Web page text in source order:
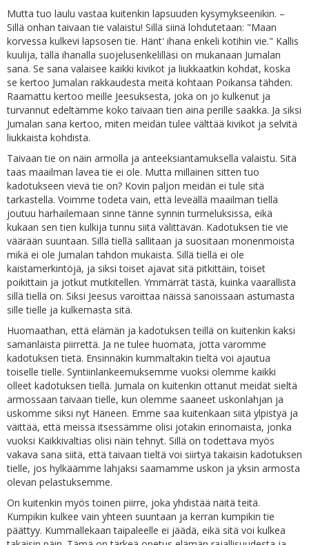
Mutta tuo laulu vastaa kuitenkin lapsuuden kysymykseenikin. –
Sillä onhan taivaan tie valaistu! Sillä siinä lohdutetaan: "Maan
korvessa kulkevi lapsosen tie. Hänt' ihana enkeli kotihin vie." Kallis
kuulija, tällä ihanalla suojelusenkelilläsi on mukanaan Jumalan
sana. Se sana valaisee kaikki kivikot ja liukkaatkin kohdat, koska
se kertoo Jumalan rakkaudesta meitä kohtaan Poikansa tähden.
Raamattu kertoo meille Jeesuksesta, joka on jo kulkenut ja
turvannut edeltämme koko taivaan tien aina perille saakka. Ja siksi
Jumalan sana kertoo, miten meidän tulee välttää kivikot ja selvitä
liukkaista kohdista.
Taivaan tie on näin armolla ja anteeksiantamuksella valaistu. Sitä
taas maailman lavea tie ei ole. Mutta millainen sitten tuo
kadotukseen vievä tie on? Kovin paljon meidän ei tule sitä
tarkastella. Voimme todeta vain, että leveällä maailman tiellä
joutuu harhailemaan sinne tänne synnin turmeluksissa, eikä
kukaan sen tien kulkija tunnu siitä välittävän. Kadotuksen tie vie
väärään suuntaan. Sillä tiellä sallitaan ja suositaan monenmoista
mikä ei ole Jumalan tahdon mukaista. Sillä tiellä ei ole
kaistamerkintöjä, ja siksi toiset ajavat sitä pitkittäin, toiset
poikittain ja jotkut mutkitellen. Ymmärrät tästä, kuinka vaarallista
sillä tiellä on. Siksi Jeesus varoittaa näissä sanoissaan astumasta
sille tielle ja kulkemasta sitä.
Huomaathan, että elämän ja kadotuksen teillä on kuitenkin kaksi
samanlaista piirrettä. Ja ne tulee huomata, jotta varomme
kadotuksen tietä. Ensinnäkin kummaltakin tieltä voi ajautua
toiselle tielle. Syntiinlankeemuksemme vuoksi olemme kaikki
olleet kadotuksen tiellä. Jumala on kuitenkin ottanut meidät sieltä
armossaan taivaan tielle, kun olemme saaneet uskonlahjan ja
uskomme siksi nyt Häneen. Emme saa kuitenkaan siitä ylpistyä ja
väittää, että meissä itsessämme olisi jotakin erinomaista, jonka
vuoksi Kaikkivaltias olisi näin tehnyt. Sillä on todettava myös
vakava sana siitä, että taivaan tieltä voi siirtyä takaisin kadotuksen
tielle, jos hylkäämme lahjaksi saamamme uskon ja yksin armosta
olevan pelastuksemme.
On kuitenkin myös toinen piirre, joka yhdistää näitä teitä.
Kumpikin kulkee vain yhteen suuntaan ja kerran kumpikin tie
päättyy. Kummallekaan taipaleelle ei jäädä, eikä sitä voi kulkea